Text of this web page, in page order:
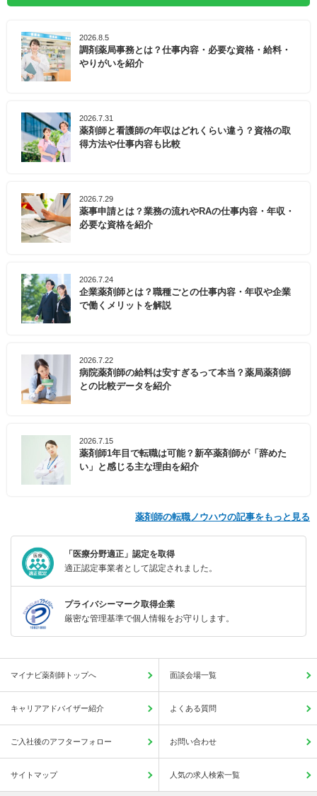
2026.8.5
調剤薬局事務とは？仕事内容・必要な資格・給料・
やりがいを紹介
2026.7.31
薬剤師と看護師の年収はどれくらい違う？資格の取
得方法や仕事内容も比較
2026.7.29
薬事申請とは？業務の流れやRAの仕事内容・年収・
必要な資格を紹介
2026.7.24
企業薬剤師とは？職種ごとの仕事内容・年収や企業
で働くメリットを解説
2026.7.22
病院薬剤師の給料は安すぎるって本当？薬局薬剤師
との比較データを紹介
2026.7.15
薬剤師1年目で転職は可能？新卒薬剤師が「辞めた
い」と感じる主な理由を紹介
薬剤師の転職ノウハウの記事をもっと見る
「医療分野適正」認定を取得
適正認定事業者として認定されました。
プライバシーマーク取得企業
厳密な管理基準で個人情報をお守りします。
マイナビ薬剤師トップへ 面談会場一覧
キャリアアドバイザー紹介 よくある質問
ご入社後のアフターフォロー お問い合わせ
サイトマップ 人気の求人検索一覧